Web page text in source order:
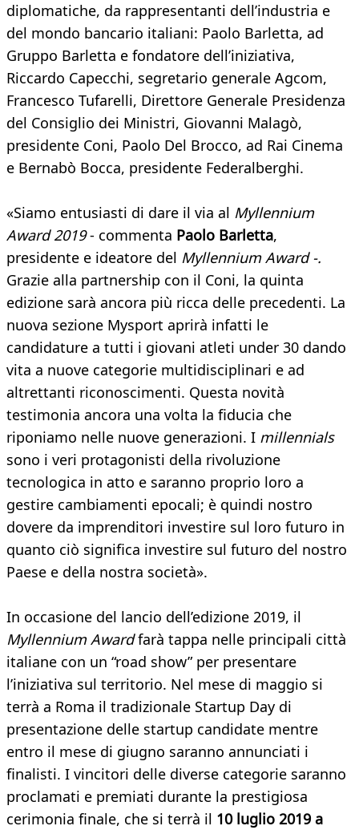
diplomatiche, da rappresentanti dell’industria e
del mondo bancario italiani: Paolo Barletta, ad
Gruppo Barletta e fondatore dell’iniziativa,
Riccardo Capecchi, segretario generale Agcom,
Francesco Tufarelli, Direttore Generale Presidenza
del Consiglio dei Ministri, Giovanni Malagò,
presidente Coni, Paolo Del Brocco, ad Rai Cinema
e Bernabò Bocca, presidente Federalberghi.
«Siamo entusiasti di dare il via al Myllennium
Award 2019- commenta Paolo Barletta,
presidente e ideatore del Myllennium Award -.
Grazie alla partnership con il Coni, la quinta
edizione sarà ancora più ricca delle precedenti. La
nuova sezione Mysport aprirà infatti le
candidature a tutti i giovani atleti under 30 dando
vita a nuove categorie multidisciplinari e ad
altrettanti riconoscimenti. Questa novità
testimonia ancora una volta la fiducia che
riponiamo nelle nuove generazioni. I millennials
sono i veri protagonisti della rivoluzione
tecnologica in atto e saranno proprio loro a
gestire cambiamenti epocali; è quindi nostro
dovere da imprenditori investire sul loro futuro in
quanto ciò significa investire sul futuro del nostro
Paese e della nostra società».
In occasione del lancio dell’edizione 2019, il
Myllennium Awardfarà tappa nelle principali città
italiane con un “road show” per presentare
l’iniziativa sul territorio. Nel mese di maggio si
terrà a Roma il tradizionale Startup Day di
presentazione delle startup candidate mentre
entro il mese di giugno saranno annunciati i
finalisti. I vincitori delle diverse categorie saranno
proclamati e premiati durante la prestigiosa
cerimonia finale, che si terrà il 10 luglio 2019 a